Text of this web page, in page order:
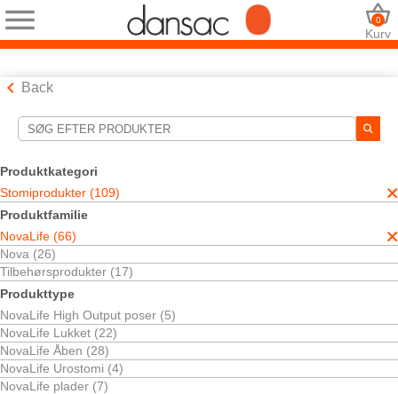
Kurv
0
Back
Produktkategori
Stomiprodukter (109)
Produktfamilie
NovaLife (66)
Nova (26)
Tilbehørsprodukter (17)
Produkttype
NovaLife High Output poser (5)
NovaLife Lukket (22)
NovaLife Åben (28)
NovaLife Urostomi (4)
NovaLife plader (7)
Søgeværktøjer
Dine valg:
Stomiprodukter
NovaLife
Sortér efter: